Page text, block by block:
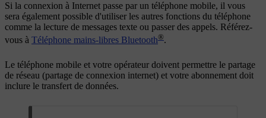
Si la connexion à Internet passe par un téléphone mobile, il vous
sera également possible d'utiliser les autres fonctions du téléphone
comme la lecture de messages texte ou passer des appels. Référez-
vous à Téléphone mains-libres Bluetooth®.
Le téléphone mobile et votre opérateur doivent permettre le partage
de réseau (partage de connexion internet) et votre abonnement doit
inclure le transfert de données.